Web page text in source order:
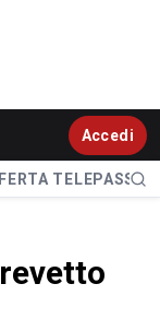
Accedi
TELEPASS